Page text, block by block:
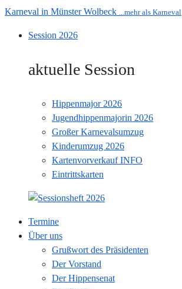
Karneval in Münster Wolbeck ...mehr als Karneval
Session 2026
aktuelle Session
Hippenmajor 2026
Jugendhippenmajorin 2026
Großer Karnevalsumzug
Kinderumzug 2026
Kartenvorverkauf INFO
Eintrittskarten
Termine
Über uns
Grußwort des Präsidenten
Der Vorstand
Der Hippensenat